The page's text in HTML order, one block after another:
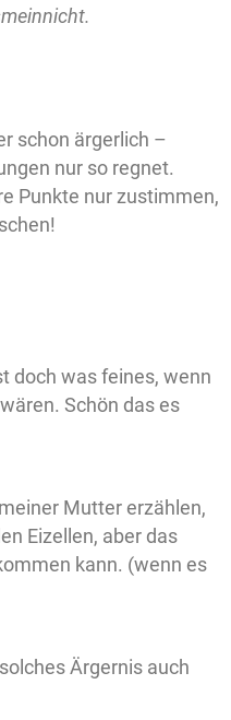
schon ärgerlich –
nur so regnet.
Punkte nur zustimmen,
doch was feines, wenn
Schön das es
Mutter erzählen,
Eizellen, aber das
kann. (wenn es
Ärgernis auch